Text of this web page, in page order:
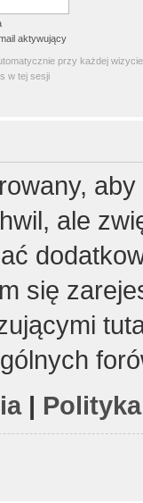
aktywujący
przy każdej wizycie
w tej sesji
ale
się
|